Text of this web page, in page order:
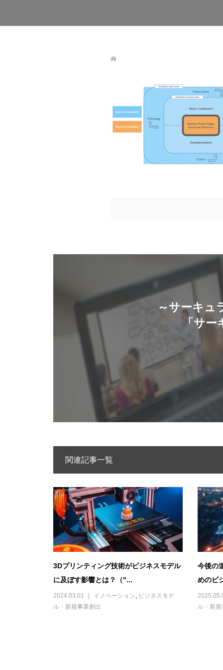
～サーキュ
「サー
関連記事一覧
3Dプリンティング技術がビジネスモデル
に及ぼす影響とは？（"...
2024.03.01 イノベーション
ビジネスモデ
ル・新規事業創出
今後の
めのビ
ル・新